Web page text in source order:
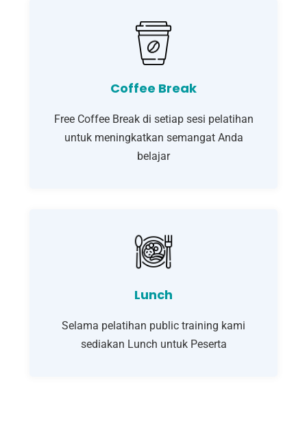
Coffee Break
Free Coffee Break di setiap sesi pelatihan
untuk meningkatkan semangat Anda
belajar
Lunch
Selama pelatihan public training kami
sediakan Lunch untuk Peserta